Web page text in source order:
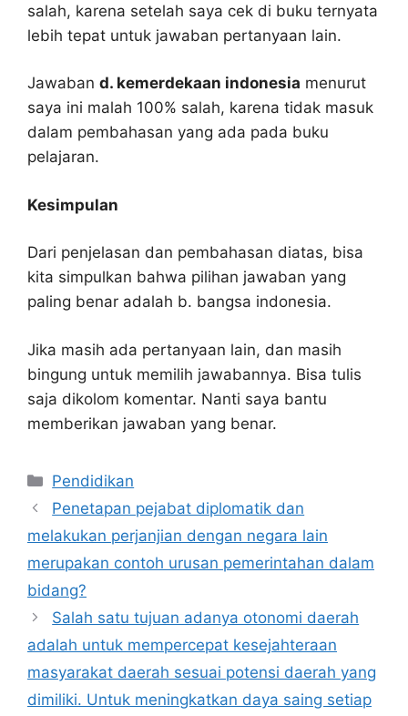
salah, karena setelah saya cek di buku ternyata
lebih tepat untuk jawaban pertanyaan lain.
Jawaban d. kemerdekaan indonesia menurut
saya ini malah 100% salah, karena tidak masuk
dalam pembahasan yang ada pada buku
pelajaran.
Kesimpulan
Dari penjelasan dan pembahasan diatas, bisa
kita simpulkan bahwa pilihan jawaban yang
paling benar adalah b. bangsa indonesia.
Jika masih ada pertanyaan lain, dan masih
bingung untuk memilih jawabannya. Bisa tulis
saja dikolom komentar. Nanti saya bantu
memberikan jawaban yang benar.
Kategori
Pendidikan
Penetapan pejabat diplomatik dan
melakukan perjanjian dengan negara lain
merupakan contoh urusan pemerintahan dalam
bidang?
Salah satu tujuan adanya otonomi daerah
adalah untuk mempercepat kesejahteraan
masyarakat daerah sesuai potensi daerah yang
dimiliki. Untuk meningkatkan daya saing setiap